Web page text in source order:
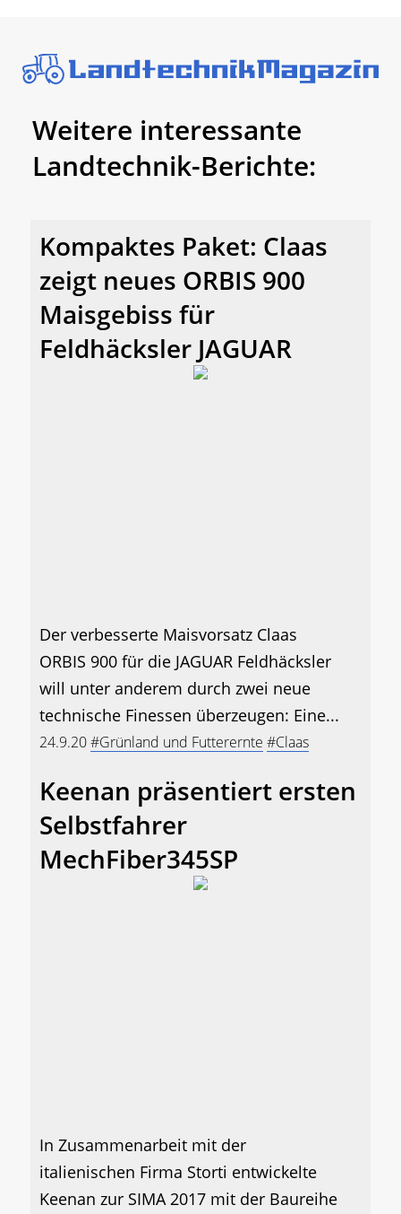
Weitere interessante
Landtechnik-Berichte:
Kompaktes Paket: Claas
zeigt neues ORBIS 900
Maisgebiss für
Feldhäcksler JAGUAR
Der verbesserte Maisvorsatz Claas
ORBIS 900 für die JAGUAR Feldhäcksler
will unter anderem durch zwei neue
technische Finessen überzeugen: Eine...
24.9.20#Grünland und Futterernte #Claas
Keenan präsentiert ersten
Selbstfahrer
MechFiber345SP
In Zusammenarbeit mit der
italienischen Firma Storti entwickelte
Keenan zur SIMA 2017 mit der Baureihe